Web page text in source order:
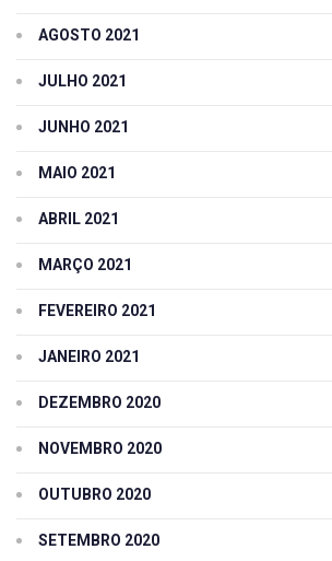
AGOSTO 2021
JULHO 2021
JUNHO 2021
MAIO 2021
ABRIL 2021
MARÇO 2021
FEVEREIRO 2021
JANEIRO 2021
DEZEMBRO 2020
NOVEMBRO 2020
OUTUBRO 2020
SETEMBRO 2020